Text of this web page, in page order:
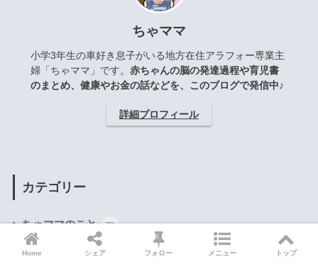
ちゃママ
小学3年生の車好き息子がいる地方在住アラフォー専業主
婦「ちゃママ」です。 赤ちゃんの脳の発達過程や育児書
のまとめ、健康やお金の話などを、このブログで発信中♪
詳細プロフィール
カテゴリー
ちゃママのこと 78
子育てのコツ 414
Home シェア フォロー メニュー トップ